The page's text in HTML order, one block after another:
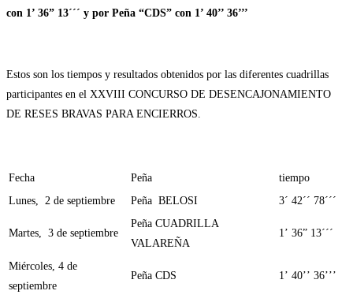
con 1’ 36” 13´´´ y por Peña “CDS” con 1’ 40’’ 36’’’
Estos son los tiempos y resultados obtenidos por las diferentes cuadrillas
participantes en el XXVIII CONCURSO DE DESENCAJONAMIENTO
DE RESES BRAVAS PARA ENCIERROS.
Fecha Peña
tiempo
Lunes, 2 de septiembre
Peña BELOSI 3´ 42´´ 78´´´
Martes, 3 de septiembre
Peña CUADRILLA
VALAREÑA
1’ 36” 13´´´
Miércoles, 4 de
septiembre
Peña CDS 1’ 40’’ 36’’’